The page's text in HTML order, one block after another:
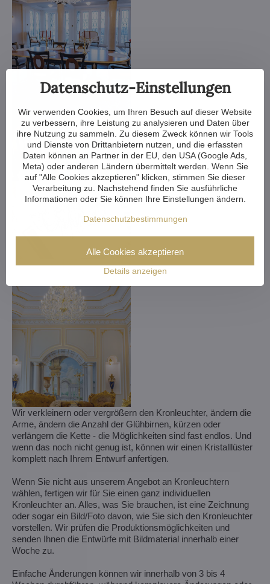
Wir verkleinern oder vergrößern den Kronleuchter, ändern die
Arme, ändern die Anzahl der Glühbirnen, kürzen oder
verlängern die Kette - die Möglichkeiten sind fast endlos. Und
wenn das noch nicht genug ist, können wir einen Kristalllüster
komplett nach Ihrem Entwurf anfertigen.
Wenn Sie nicht aus unserem Angebot an Kronleuchtern
wählen, fertigen wir für Sie einen ganz individuellen
Kronleuchter an. Alles, was Sie brauchen, ist eine Zeichnung
oder sogar ein Bild/Foto davon, wie Sie sich den Kronleuchter
vorstellen. Wir prüfen die Produktionsmöglichkeiten und
senden Ihnen die Entwürfe mit Bildmaterial innerhalb einer
Woche zu.
Einfache Änderungen können wir innerhalb von 3 bis 4
Datenschutz-Einstellungen
Wir verwenden Cookies, um Ihren Besuch auf dieser Website
zu verbessern, ihre Leistung zu analysieren und Daten über
ihre Nutzung zu sammeln. Zu diesem Zweck können wir Tools
und Dienste von Drittanbietern nutzen, und die erfassten
Daten können an Partner in der EU, den USA (Google Ads,
Meta) oder anderen Ländern übermittelt werden. Wenn Sie
auf "Alle Cookies akzeptieren" klicken, stimmen Sie dieser
Verarbeitung zu. Nachstehend finden Sie ausführliche
Informationen oder Sie können Ihre Einstellungen ändern.
Datenschutzbestimmungen
Details anzeigen
Alle Cookies akzeptieren